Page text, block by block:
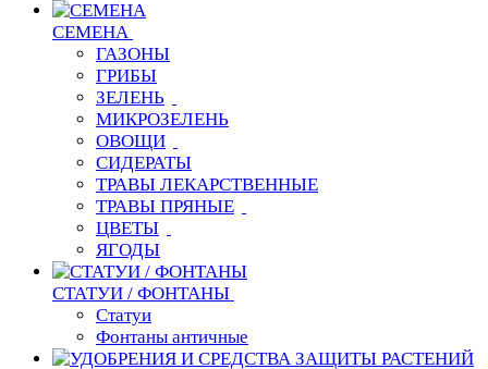
СЕМЕНА
ГАЗОНЫ
ГРИБЫ
ЗЕЛЕНЬ
МИКРОЗЕЛЕНЬ
ОВОЩИ
СИДЕРАТЫ
ТРАВЫ ЛЕКАРСТВЕННЫЕ
ТРАВЫ ПРЯНЫЕ
ЦВЕТЫ
ЯГОДЫ
СТАТУИ / ФОНТАНЫ
Статуи
Фонтаны античные